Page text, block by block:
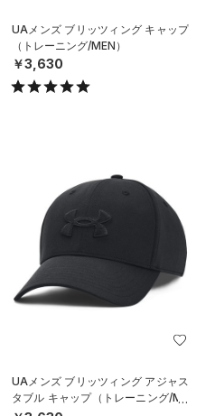
UAメンズ ブリッツィング キャップ
（トレーニング/MEN）
￥3,630
UAメンズ ブリッツィング アジャス
タブル キャップ（トレーニング/ME